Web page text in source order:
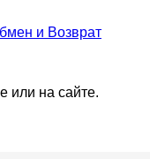
и Возврат
или на сайте.